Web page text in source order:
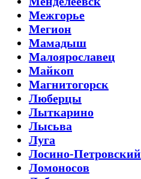
Межгорье
Мегион
Мамадыш
Малоярославец
Майкоп
Магнитогорск
Люберцы
Лыткарино
Лысьва
Луга
Лосино-Петровский
Ломоносов